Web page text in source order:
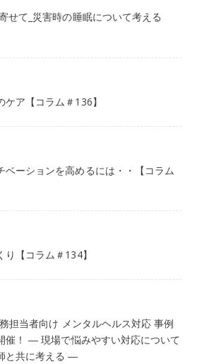
せて_災害時の睡眠について考える
ア【コラム＃136】
ベーションを高めるには・・【コラム
【コラム＃134】
担当者向け メンタルヘルス対応 事例
催！ ― 現場で悩みやすい対応について
と共に考える ―